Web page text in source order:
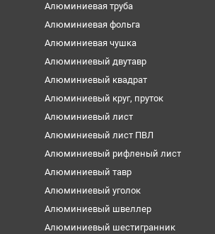
Алюминиевая труба
Алюминиевая фольга
Алюминиевая чушка
Алюминиевый двутавр
Алюминиевый квадрат
Алюминиевый круг, пруток
Алюминиевый лист
Алюминиевый лист ПВЛ
Алюминиевый рифленый лист
Алюминиевый тавр
Алюминиевый уголок
Алюминиевый швеллер
Алюминиевый шестигранник